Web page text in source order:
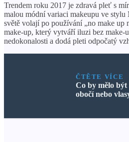
Trendem roku 2017 je zdravá pleť s
malou módní variaci makeupu ve stylu
světě volají po používání „no make up
make-up, který vytváří iluzi bez make-
nedokonalosti a dodá pleti odpočatý
ČTĚTE VÍCE
Co by mělo být
obočí nebo